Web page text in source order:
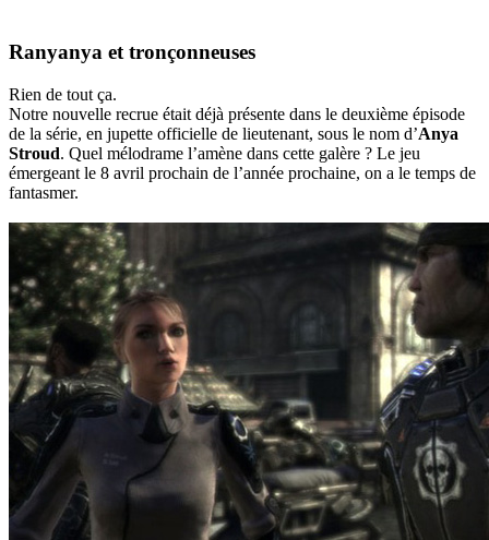
Ranyanya et tronçonneuses
Rien de tout ça.
Notre nouvelle recrue était déjà présente dans le deuxième épisode
de la série, en jupette officielle de lieutenant, sous le nom d’Anya
Stroud. Quel mélodrame l’amène dans cette galère ? Le jeu
émergeant le 8 avril prochain de l’année prochaine, on a le temps de
fantasmer.